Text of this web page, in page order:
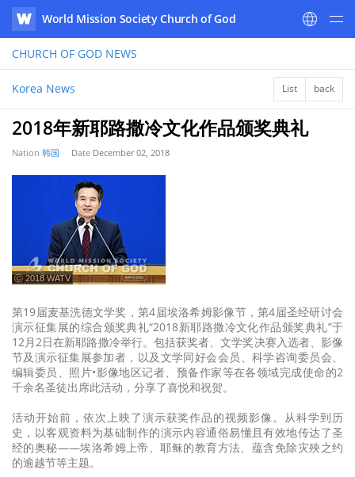
WATV
World Mission Society Church of God
CHURCH OF GOD NEWS
Korea News List back
2018年新耶路撒冷文化作品颁奖典礼
Nation 韩国 Date December 02, 2018
ⓒ 2018 WATV
第19届麦基洗德文学奖，第4届埃洛希姆影像节，第4届圣经研讨会
演示征集展的综合颁奖典礼“2018新耶路撒冷文化作品颁奖典礼”于
12月2日在新耶路撒冷举行。包括获奖者、文学奖决赛入选者、影像
节及演示征集展参加者，以及文学同好会会员、科学咨询委员会、
编辑委员、照片•影像地区记者、预备作家等在各领域完成使命的2
千余名圣徒出席此活动，分享了喜悦和祝贺。
活动开始前，依次上映了演示获奖作品的视频影像。从科学到历
史，以客观资料为基础制作的演示内容通俗易懂且有效地传达了圣
经的奥秘——埃洛希姆上帝、耶稣的教育方法、蕴含免除灾殃之约
的逾越节等主题。